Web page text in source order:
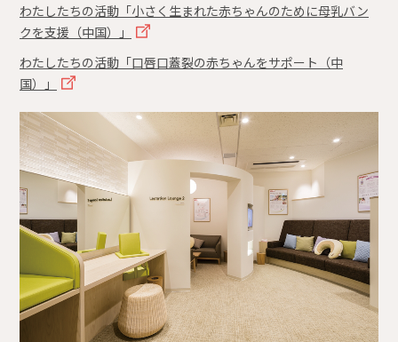
わたしたちの活動「小さく生まれた赤ちゃんのために母乳バン
クを支援（中国）」
わたしたちの活動「口唇口蓋裂の赤ちゃんをサポート（中
国）」